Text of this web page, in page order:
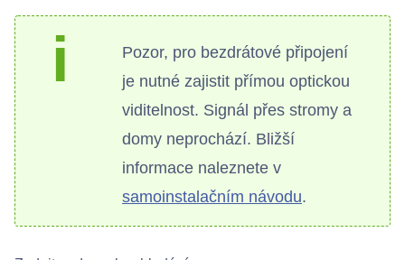
Bezdrátové přístupové body
Kontakty
i
Pozor, pro bezdrátové připojení
je nutné zajistit přímou optickou
viditelnost. Signál přes stromy a
domy neprochází. Bližší
informace naleznete v
samoinstalačním návodu.